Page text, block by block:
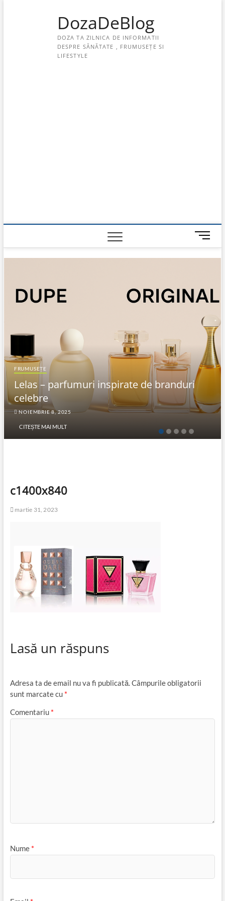
DozaDeBlog
DOZA TA ZILNICA DE INFORMATII
DESPRE SĂNĂTATE , FRUMUSEȚE SI
LIFESTYLE
M
e
n
u
t
o
FRUMUSEȚE
Lelas – parfumuri inspirate de branduri
celebre
NOIEMBRIE 8, 2025
CITEȘTE MAI MULT
c1400x840
martie 31, 2023
Lasă un răspuns
Adresa ta de email nu va fi publicată.Câmpurile obligatorii
sunt marcate cu *
Comentariu *
Nume *